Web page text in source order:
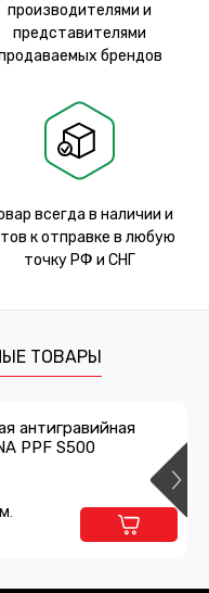
производителями и
представителями
брендов
всегда в наличии и
к отправке в любую
точку РФ и СНГ
ТОВАРЫ
антигравийная
PPF S500